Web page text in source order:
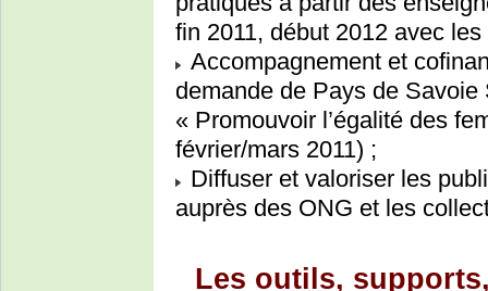
fin 2011, début 2012 avec
Accompagnement et
demande de Pays de
« Promouvoir l’égalité des
février/mars 2011) ;
Diffuser et valoriser les
auprès des ONG et les
Les outils,